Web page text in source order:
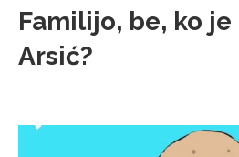
Familijo, be, ko je
Arsić?